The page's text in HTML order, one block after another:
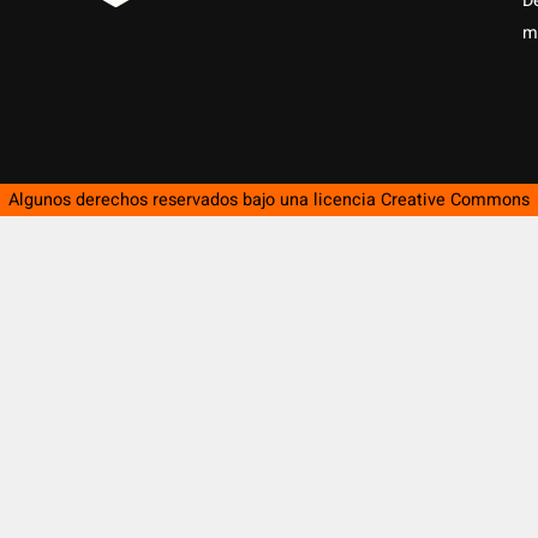
Algunos derechos reservados bajo una licencia Creative Commons